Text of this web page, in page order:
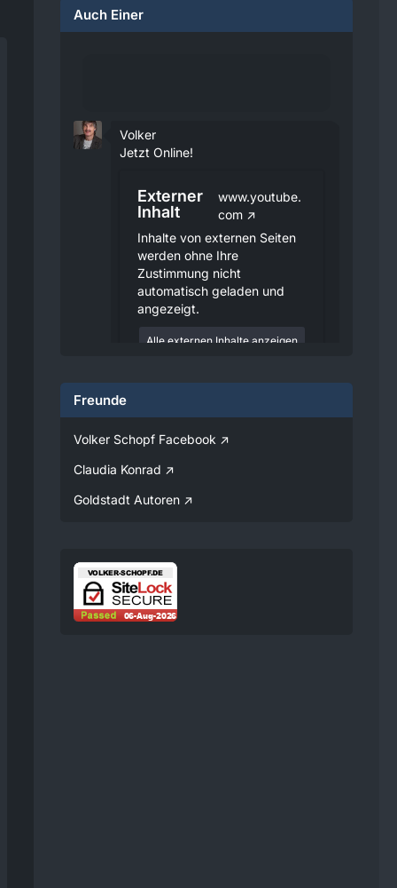
Auch Einer
Volker
Jetzt Online!
Externer
Inhalt
www.youtube.
com
Inhalte von externen Seiten
werden ohne Ihre
Zustimmung nicht
automatisch geladen und
angezeigt.
Alle externen Inhalte anzeigen
externen Inhalte erklären Sie sich
personenbezogene Daten an
Drittplattformen übermittelt
werden. Mehr Informationen
dazu haben wir in unserer
Datenschutzerklärung zur
Verfügung gestellt.
Volker
Jetzt Online!
Freunde
Volker Schopf Facebook
Claudia Konrad
Goldstadt Autoren